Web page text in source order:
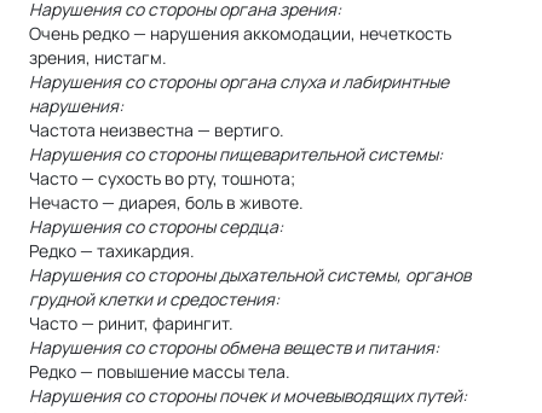
Нарушения со стороны органа зрения:
Очень редко — нарушения аккомодации, нечеткость
зрения, нистагм.
Нарушения со стороны органа слуха и лабиринтные
нарушения:
Частота неизвестна — вертиго.
Нарушения со стороны пищеварительной системы:
Часто — сухость во рту, тошнота;
Нечасто — диарея, боль в животе.
Нарушения со стороны сердца:
Редко — тахикардия.
Нарушения со стороны дыхательной системы, органов
грудной клетки и средостения:
Часто — ринит, фарингит.
Нарушения со стороны обмена веществ и питания:
Редко — повышение массы тела.
Нарушения со стороны почек и мочевыводящих путей: